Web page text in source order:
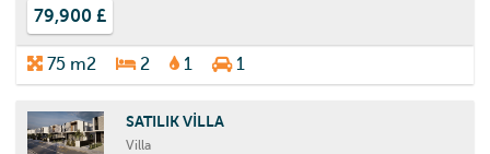
79,900 £
75 m2 2 1 1
SATILIK VİLLA
Villa